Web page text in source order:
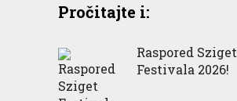
Pročitajte i:
Raspored Sziget
Festivala 2026!